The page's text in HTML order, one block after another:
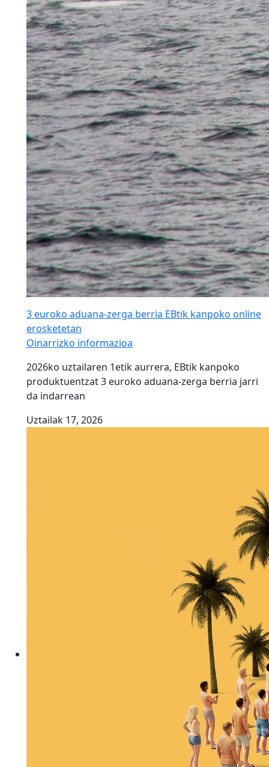
3 euroko aduana-zerga berria EBtik kanpoko online
erosketetan
Oinarrizko informazioa
2026ko uztailaren 1etik aurrera, EBtik kanpoko
produktuentzat 3 euroko aduana-zerga berria jarri
da indarrean
Uztailak 17, 2026